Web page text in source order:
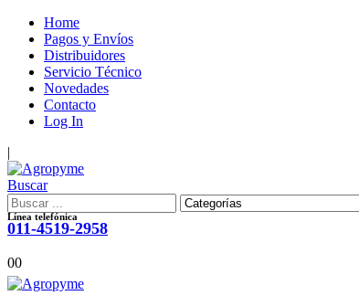
Home
Pagos y Envíos
Distribuidores
Servicio Técnico
Novedades
Contacto
Log In
|
Buscar
Línea telefónica
011-4519-2958
00